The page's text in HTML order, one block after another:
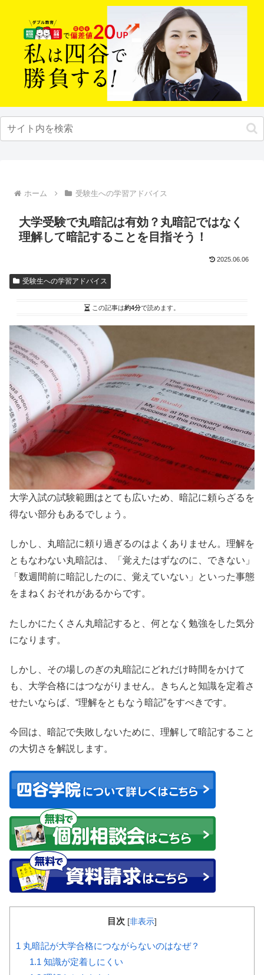
ホーム 受験生への学習アドバイス
大学受験で丸暗記は有効？丸暗記ではなく
理解して暗記することを目指そう！
2025.06.06
受験生への学習アドバイス
この記事は約4分で読めます。
大学入試の試験範囲はとても広いため、暗記に頼らざるを
得ない部分もあるでしょう。
しかし、丸暗記に頼り過ぎるのはよくありません。理解を
ともなわない丸暗記は、「覚えたはずなのに、できない」
「数週間前に暗記したのに、覚えていない」といった事態
をまねくおそれがあるからです。
たしかにたくさん丸暗記すると、何となく勉強をした気分
になります。
しかし、その場しのぎの丸暗記にどれだけ時間をかけて
も、大学合格にはつながりません。きちんと知識を定着さ
せたいならば、“理解をともなう暗記”をすべきです。
今回は、暗記で失敗しないために、理解して暗記すること
の大切さを解説します。
目次 [非表示]
1 丸暗記が大学合格につながらないのはなぜ？
1.1 知識が定着しにくい